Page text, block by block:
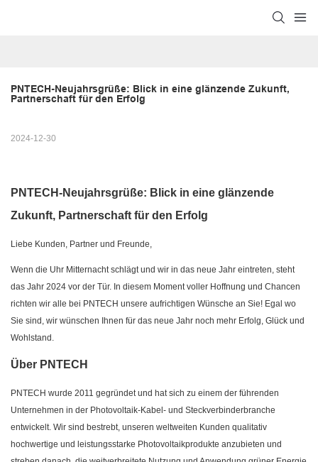
PNTECH-Neujahrsgrüße: Blick in eine glänzende Zukunft,
Partnerschaft für den Erfolg
2024-12-30
PNTECH-Neujahrsgrüße: Blick in eine glänzende
Zukunft, Partnerschaft für den Erfolg
Liebe Kunden, Partner und Freunde,
Wenn die Uhr Mitternacht schlägt und wir in das neue Jahr eintreten, steht
das Jahr 2024 vor der Tür. In diesem Moment voller Hoffnung und Chancen
richten wir alle bei PNTECH unsere aufrichtigen Wünsche an Sie! Egal wo
Sie sind, wir wünschen Ihnen für das neue Jahr noch mehr Erfolg, Glück und
Wohlstand.
Über PNTECH
PNTECH wurde 2011 gegründet und hat sich zu einem der führenden
Unternehmen in der Photovoltaik-Kabel- und Steckverbinderbranche
entwickelt. Wir sind bestrebt, unseren weltweiten Kunden qualitativ
hochwertige und leistungsstarke Photovoltaikprodukte anzubieten und